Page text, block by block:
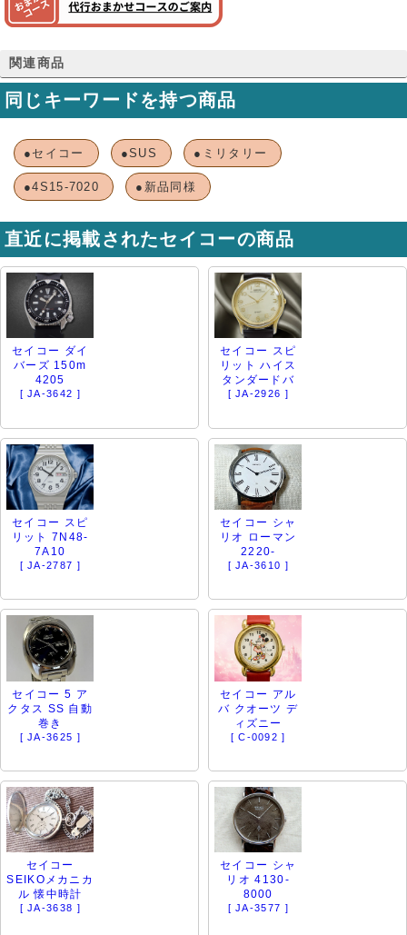
関連商品
同じキーワードを持つ商品
●セイコー ●SUS ●ミリタリー
●4S15-7020 ●新品同様
直近に掲載されたセイコーの商品
セイコー ダイ
バーズ 150m
4205
[ JA-3642 ]
セイコー スピ
リット ハイス
タンダードバ
[ JA-2926 ]
セイコー スピ
リット 7N48-
7A10
[ JA-2787 ]
セイコー シャ
リオ ローマン
2220-
[ JA-3610 ]
セイコー 5 ア
クタス SS 自動
巻き
[ JA-3625 ]
セイコー アル
バ クオーツ デ
ィズニー
[ C-0092 ]
セイコー
SEIKOメカニカ
ル 懐中時計
[ JA-3638 ]
セイコー シャ
リオ 4130-
8000
[ JA-3577 ]